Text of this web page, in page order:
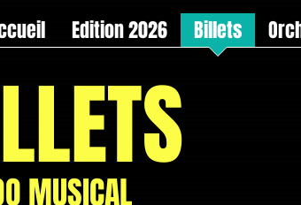
Edition 2026 Billets
MUSICAL